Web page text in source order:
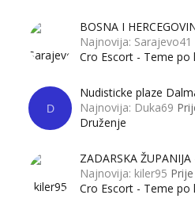
BOSNA I
Najnovija: Sarajevo41
Cro Escort - Teme po
D
Nudisticke plaze
Najnovija: Duka69
Druženje
ZADARSKA
Najnovija: kiler95
Cro Escort - Teme po